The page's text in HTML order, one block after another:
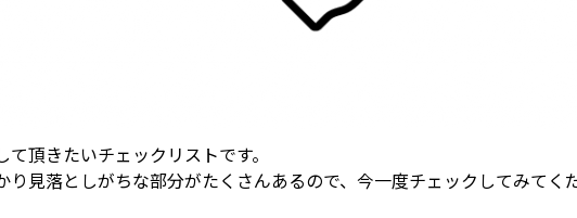
頂きたいチェックリストです。
り見落としがちな部分がたくさんあるので、今一度チェックしてみてく